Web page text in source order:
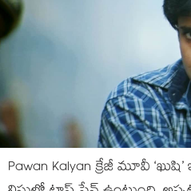
Pawan Kalyan క్రేజీ మూవీ